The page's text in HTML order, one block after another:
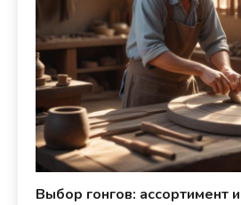
Выбор гонгов: ассортимент